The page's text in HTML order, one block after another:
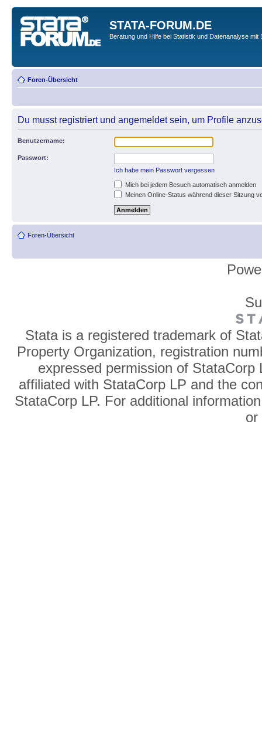
STATA-FORUM.DE
Beratung und Hilfe bei Statistik und Datenanalyse mit
Foren-Übersicht
Du musst registriert und angemeldet sein, um Profile
Benutzername:
Passwort:
Ich habe mein Passwort vergessen
Mich bei jedem Besuch automatisch anmelden
Meinen Online-Status während dieser Sitzung
Foren-Übersicht
Stata is a registered trademark of
Property Organization, registration
expressed permission of
affiliated with StataCorp LP and the
StataCorp LP. For additional
or